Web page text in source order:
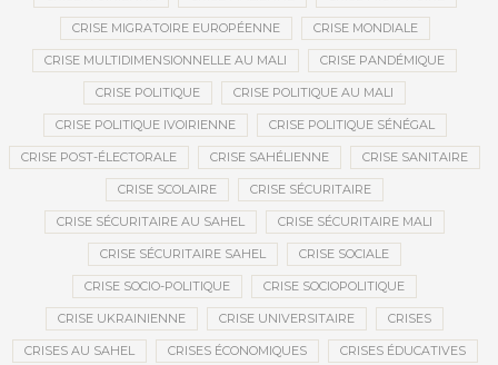
CRISE MIGRATOIRE EUROPÉENNE CRISE MONDIALE
CRISE MULTIDIMENSIONNELLE AU MALI CRISE PANDÉMIQUE
CRISE POLITIQUE CRISE POLITIQUE AU MALI
CRISE POLITIQUE IVOIRIENNE CRISE POLITIQUE SÉNÉGAL
CRISE POST-ÉLECTORALE CRISE SAHÉLIENNE CRISE SANITAIRE
CRISE SCOLAIRE CRISE SÉCURITAIRE
CRISE SÉCURITAIRE AU SAHEL CRISE SÉCURITAIRE MALI
CRISE SÉCURITAIRE SAHEL CRISE SOCIALE
CRISE SOCIO-POLITIQUE CRISE SOCIOPOLITIQUE
CRISE UKRAINIENNE CRISE UNIVERSITAIRE CRISES
CRISES AU SAHEL CRISES ÉCONOMIQUES CRISES ÉDUCATIVES